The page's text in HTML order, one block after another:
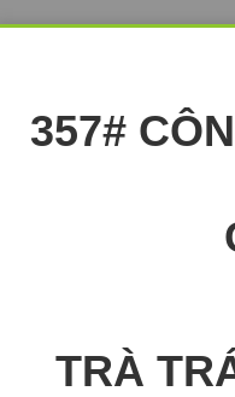
357#
TRÀ